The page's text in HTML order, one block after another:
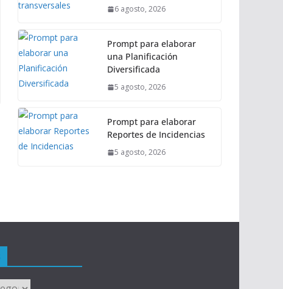
6 agosto, 2026
Prompt para elaborar
una Planificación
Diversificada
5 agosto, 2026
Prompt para elaborar
Reportes de Incidencias
5 agosto, 2026